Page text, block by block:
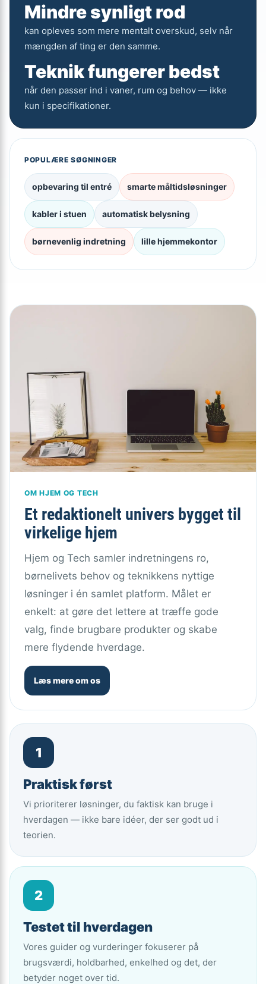
Mindre synligt rod
kan opleves som mere mentalt overskud, selv når
mængden af ting er den samme.
Teknik fungerer bedst
når den passer ind i vaner, rum og behov — ikke
kun i specifikationer.
POPULÆRE SØGNINGER
opbevaring til entré smarte måltidsløsninger
kabler i stuen automatisk belysning
børnevenlig indretning lille hjemmekontor
OM HJEM OG TECH
Et redaktionelt univers bygget til
virkelige hjem
Hjem og Tech samler indretningens ro,
børnelivets behov og teknikkens nyttige
løsninger i én samlet platform. Målet er
enkelt: at gøre det lettere at træffe gode
valg, finde brugbare produkter og skabe
mere flydende hverdage.
Læs mere om os
1
Praktisk først
Vi prioriterer løsninger, du faktisk kan bruge i
hverdagen — ikke bare idéer, der ser godt ud i
teorien.
2
Testet til hverdagen
Vores guider og vurderinger fokuserer på
brugsværdi, holdbarhed, enkelhed og det, der
betyder noget over tid.